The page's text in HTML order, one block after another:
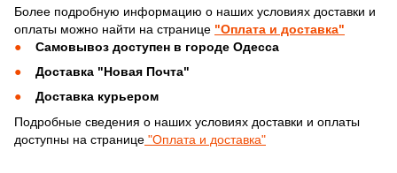
Более подробную информацию о наших условиях доставки и
оплаты можно найти на странице "Оплата и доставка"
Самовывоз доступен в городе Одесса
Доставка "Новая Почта"
Доставка курьером
Подробные сведения о наших условиях доставки и оплаты
доступны на странице "Оплата и доставка"